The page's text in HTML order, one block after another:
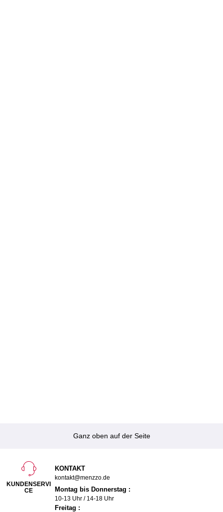
Ganz oben auf der Seite
KUNDENSERVI
CE
KONTAKT
kontakt@menzzo.de
Montag bis Donnerstag :
10-13 Uhr / 14-18 Uhr
Freitag :